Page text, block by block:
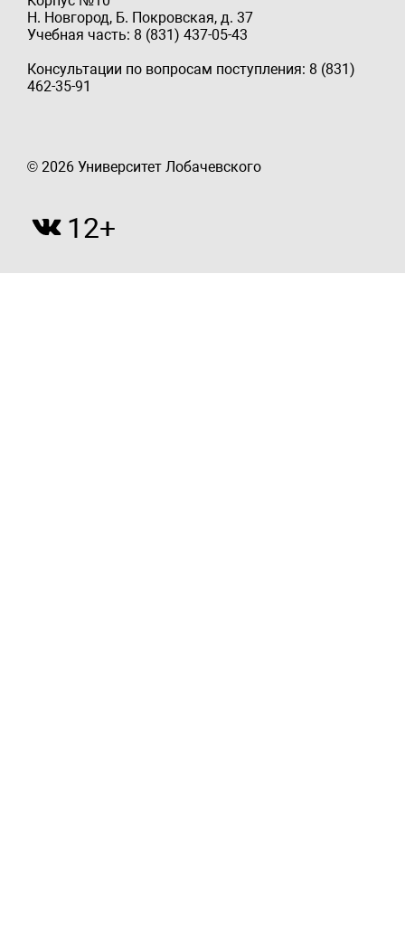
Н. Новгород, Б. Покровская, д. 37
Учебная часть: 8 (831) 437-05-43
Консультации по вопросам поступления: 8 (831)
462-35-91
© 2026 Университет Лобачевского
12+